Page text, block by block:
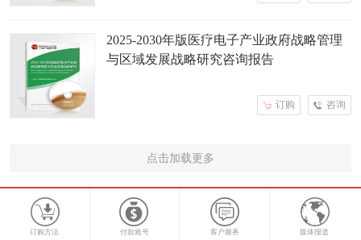
2025-2030年版医疗电子产业政府战略管理
与区域发展战略研究咨询报告
咨询
订购
点击加载更多
订购方法 付款账号 客户服务 媒体报道